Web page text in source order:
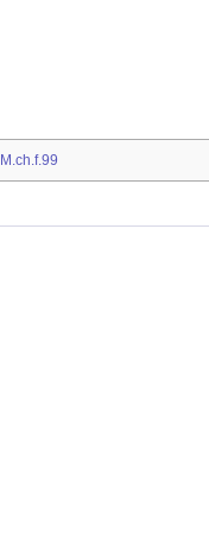
M.ch.f.99